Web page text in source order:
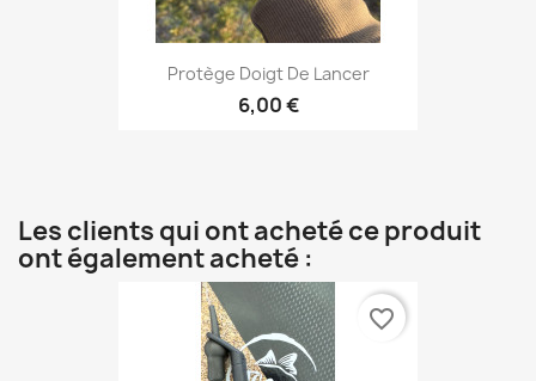
Protège Doigt De Lancer
6,00 €
Les clients qui ont acheté ce produit
ont également acheté :
favorite_border